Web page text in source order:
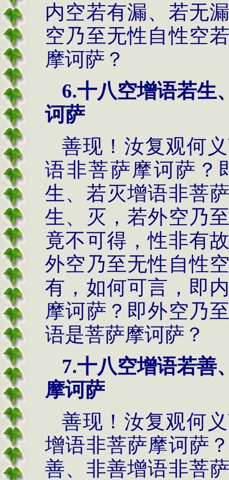
内空若有漏、若无
空乃至无性自性空
摩诃萨？
6.十八空增语若生
诃萨
善现！汝复观何
语非菩萨摩诃萨？
生、若灭增语非菩
生、灭，若外空乃
竟不可得，性非有
外空乃至无性自性
有，如何可言，即
摩诃萨？即外空乃
语是菩萨摩诃萨？
7.十八空增语若善
摩诃萨
善现！汝复观何
增语非菩萨摩诃萨
善、非善增语非菩